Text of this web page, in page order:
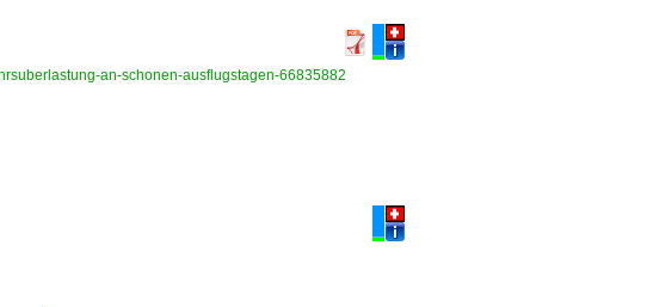
an-schonen-ausflugstagen-66835882